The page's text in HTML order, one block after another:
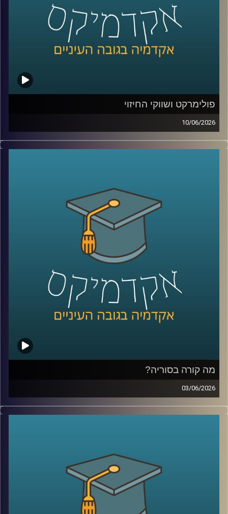
איתנו היום ד״ר עמית מור, מנכ"ל משותף באקו-אנרג'י יעוץ
כלכלי אסטרטגי ומרצה באוניברסיטת רייכמן. מומחה בינ"ל
לכלכלת אנרגיה וסביבה, חשמל גז טבעי ונפט, בעל ניסיון עשיר
בייעוץ לממשלות, חברות בינלאומיות ומוסדות פיננסיים, יועץ
לבנק העולמי בפרויקטים גלובליים בתחומי אנרגיה ותשתיות.
פולימרקט ושווקי החיזוי
10/06/2026
האם ישו יחזור בשנת 2026?
האם תהיה תקיפה באיראן לפני סוף החודש?
והאם האנושות תגלה חיים מחוץ לכדור הארץ?
כל אלה היו הימורים אמיתיים בפלטפורמתPolymarket
כן, אנשים ברחבי העולם שמים כסף אמיתי על העתיד. על
מלחמות, פוליטיקה, דת, אסונות ואפילו סוף העולם.
ובזמן שרובנו צורכים חדשות כדי להבין מה קורה, יש אנשים
שפשוט נכנסים לפולימרקט כדי לראות “מה הסיכויים” ועל
הדרך גם מרוויחים כסף.
אז מה זה בכלל שוק חיזוי?
למה אנשים התחילו להאמין לפלטפורמות האלה יותר מלסקרים
אירועים עולמיים? והאם יכול להיות שפלטפורמות כאלה כבר
לא רק מנבאות את המציאות, אלא גם מתחילות לעצב אותה?
כדי להבין את העולם הזה, נמצא איתנו היום פרופ’ צחי חייט
מאוניברסיטת רייכמן, שחוקר חוכמת המונים, רשתות חברתיות
ואמינות מידע, ואחד החוקרים הבולטים בישראל בתחום שווקי
החיזוי
מה קורה בסוריה?
03/06/2026
מה בעצם קורה היום בסוריה?
מי שולט שם? מי נלחם במי? איך טורקיה הפכה לשחקן כל כך
נדמה שאחרי יותר מעשור של מלחמה, רוב הישראלים כבר
איבדו את היכולת להבין את התמונה.
אז היום ננסה לעשות סדר ולהבין איך נראה המזרח התיכון
החדש שנבנה ממש מעבר לגבול שלנו.